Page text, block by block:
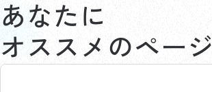
あなたに
オススメのページ